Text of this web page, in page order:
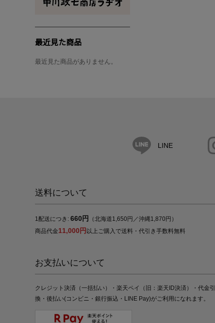
最近見た商品
最近見た商品がありません。
LINE
送料について
1配送につき: 660円
（北海道1,650円／沖縄1,870円）
商品代金11,000円 以上ご購入で送料・代引き手数料無料
お支払いについて
クレジット決済（一括払い）・楽天ペイ（旧：楽天ID決済）・代金引
換・後払い(コンビニ・銀行振込・LINE Pay)がご利用になれます。